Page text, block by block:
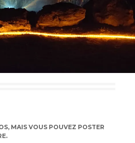
MAIS VOUS POUVEZ POSTER
.